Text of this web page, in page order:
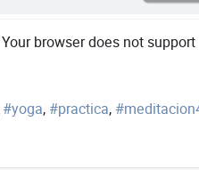
Your browser does not
yoga practica